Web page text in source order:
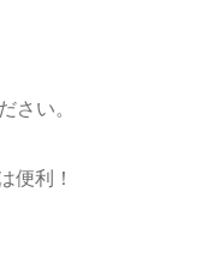
さい。
便利！